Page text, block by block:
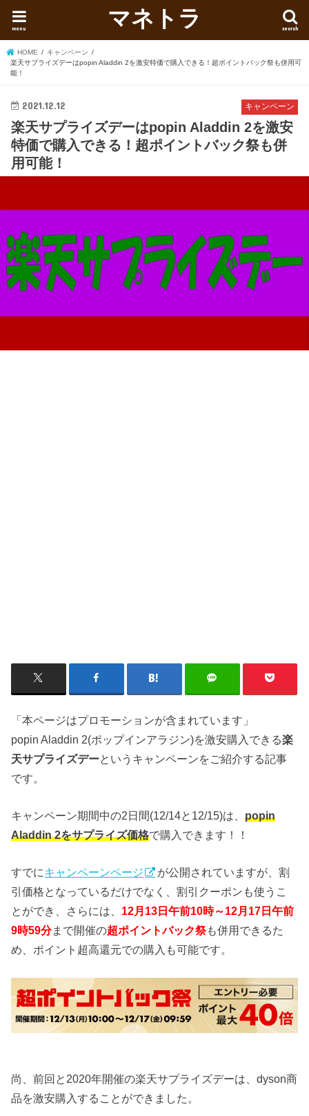
マネトラ search
menu
HOME
キャンペーン
楽天サプライズデーはpopin Aladdin 2を激安特価で購入できる！超ポイントバック祭も併用可
能！
キャンペーン
2021.12.12
楽天サプライズデーはpopin Aladdin 2を激安
特価で購入できる！超ポイントバック祭も併
用可能！
「本ページはプロモーションが含まれています」
popin Aladdin 2(ポップインアラジン)を激安購入できる楽
天サプライズデーというキャンペーンをご紹介する記事
です。
キャンペーン期間中の2日間(12/14と12/15)は、popin
Aladdin 2をサプライズ価格で購入できます！！
すでにキャンペーンページ
が公開されていますが、割
引価格となっているだけでなく、割引クーポンも使うこ
とができ、さらには、 12月13日午前10時～12月17日午前
9時59分まで開催の超ポイントバック祭も併用できるた
め、ポイント超高還元での購入も可能です。
尚、前回と2020年開催の楽天サプライズデーは、dyson商
品を激安購入することができました。